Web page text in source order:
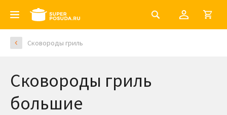
Сковороды гриль
Сковороды гриль
большие